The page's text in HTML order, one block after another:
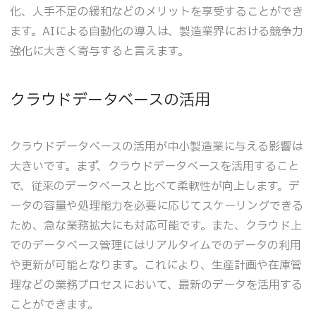
化、人手不足の緩和などのメリットを享受することができ
ます。AIによる自動化の導入は、製造業界における競争力
強化に大きく寄与すると言えます。
クラウドデータベースの活用
クラウドデータベースの活用が中小製造業に与える影響は
大きいです。まず、クラウドデータベースを活用すること
で、従来のデータベースと比べて柔軟性が向上します。デ
ータの容量や処理能力を必要に応じてスケーリングできる
ため、急な業務拡大にも対応可能です。また、クラウド上
でのデータベース管理にはリアルタイムでのデータの利用
や更新が可能となります。これにより、生産計画や在庫管
理などの業務プロセスにおいて、最新のデータを活用する
ことができます。